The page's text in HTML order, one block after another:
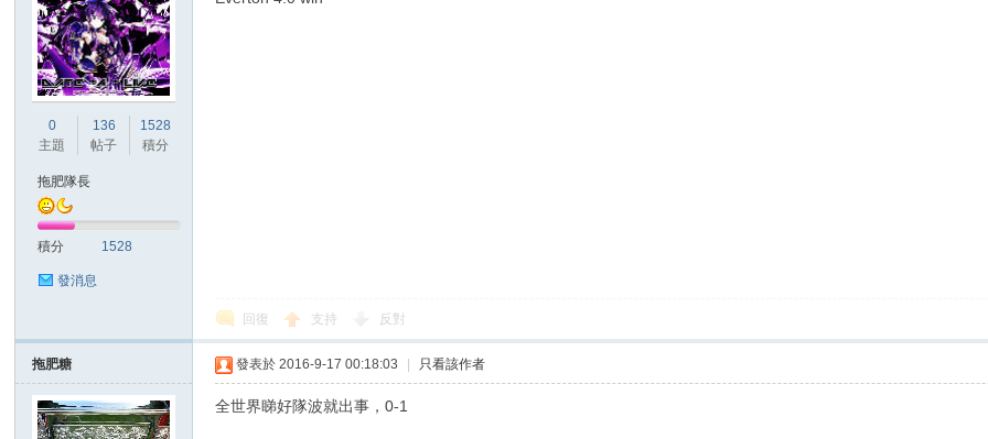
0
主題
136
帖子
1528
積分
拖肥隊長
積分 1528
發消息
回復 支持 反對
拖肥糖 發表於 2016-9-17 00:18:03 只看該作者
全世界睇好隊波就出事，0-1